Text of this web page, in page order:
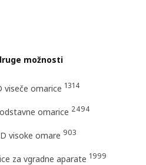
možnosti
viseče omarice 1314
omarice 2494
visoke omare 903
za vgradne aparate 1999